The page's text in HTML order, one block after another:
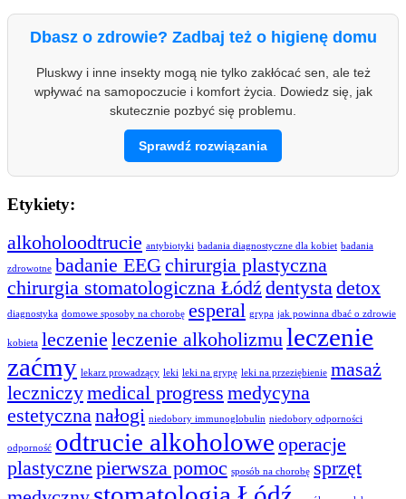
Dbasz o zdrowie? Zadbaj też o higienę domu
Pluskwy i inne insekty mogą nie tylko zakłócać sen, ale też
wpływać na samopoczucie i komfort życia. Dowiedz się, jak
skutecznie pozbyć się problemu.
Sprawdź rozwiązania
Etykiety:
alkoholoodtrucie antybiotyki badania diagnostyczne dla kobiet badania
zdrowotne badanie EEGchirurgia plastyczna
chirurgia stomatologiczna Łódź dentystadetox
diagnostyka domowe sposoby na chorobę esperal grypa jak powinna dbać o zdrowie
kobieta leczenie leczenie alkoholizmuleczenie
zaćmy lekarz prowadzący leki leki na grypę leki na przeziębienie masaż
leczniczymedical progress medycyna
estetycznanałogi niedobory immunoglobulin niedobory odporności
odporność odtrucie alkoholowe operacje
plastyczne pierwsza pomoc sposób na chorobę sprzęt